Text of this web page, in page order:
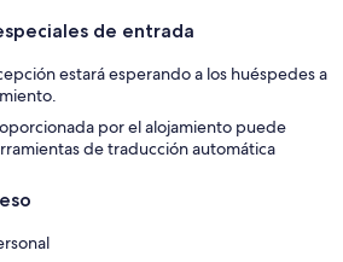
de entrada
estará esperando a los huéspedes a
por el alojamiento puede
de traducción automática